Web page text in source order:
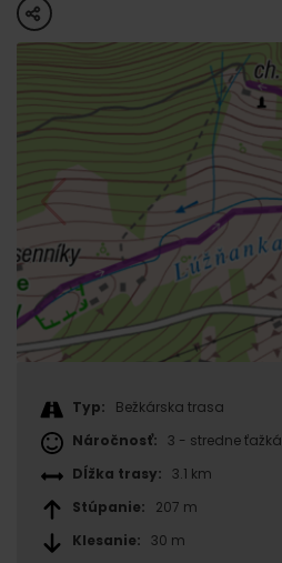
share
Typ:
Bežkárska trasa
Náročnosť: 3 - stredne ťažká
Dĺžka trasy: 3.1 km
Stúpanie:
207 m
Klesanie: 30 m